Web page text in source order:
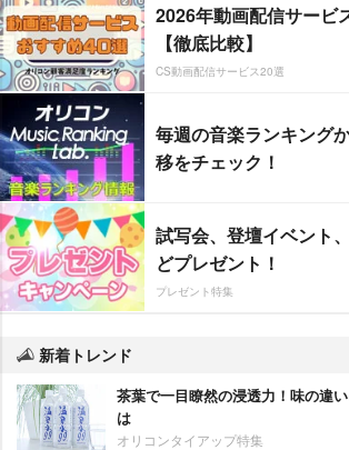
2026年動画配信サービ
【徹底比較】
CS動画配信サービス20選
毎週の音楽ランキング
移をチェック！
試写会、登壇イベント
どプレゼント！
プレゼント特集
新着トレンド
茶葉で一目瞭然の浸透力！味の違
は
オリコンタイアップ特集